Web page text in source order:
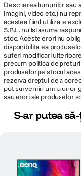
CARACTERISTICI
Gama
FACILITATI
la
Descrierea bunurilor sau
imagini, video etc.) nu
acestea fiind utilizate
S.R.L. nu isi asuma
stoc. Aceste erori nu
disponibilitatea
suferi modificari
precum politica de
produselor pe stocul
rezerva dreptul de a
pot surveni in urma unor
sau erori ale produselor
S-ar putea